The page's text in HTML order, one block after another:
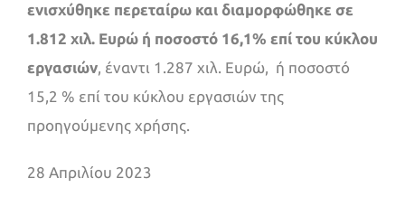
ενισχύθηκε περεταίρω και διαμορφώθηκε σε
1.812 χιλ. Ευρώ ή ποσοστό 16,1% επί του κύκλου
εργασιών, έναντι 1.287 χιλ. Ευρώ, ή ποσοστό
15,2 % επί του κύκλου εργασιών της
προηγούμενης χρήσης.
28 Απριλίου 2023